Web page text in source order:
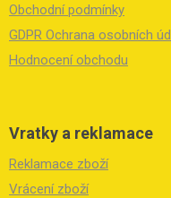
Obchodní podmínky
GDPR Ochrana osobních
Hodnocení obchodu
Vratky a reklamace
Reklamace zboží
Vrácení zboží